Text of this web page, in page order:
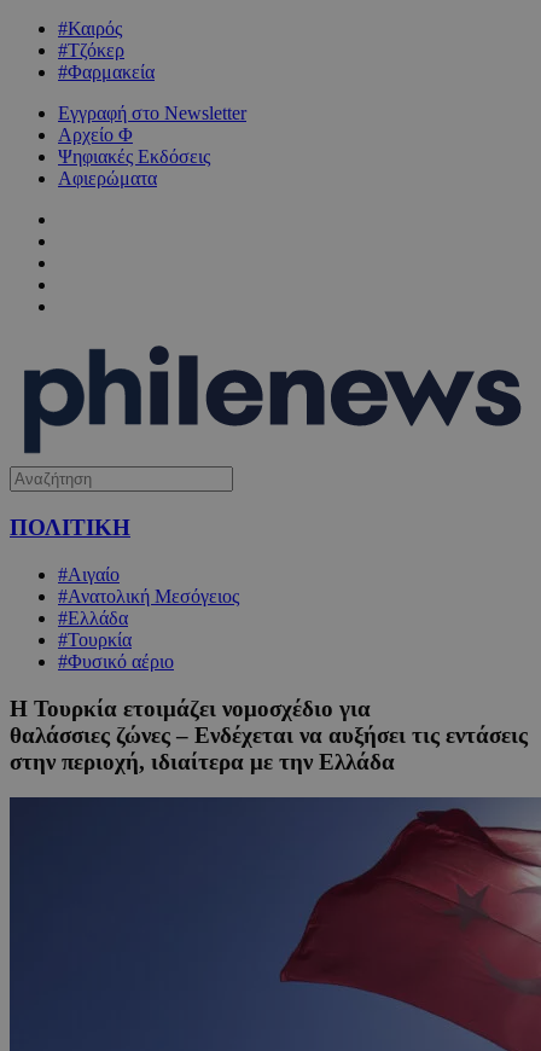
#Καιρός
#Τζόκερ
#Φαρμακεία
Εγγραφή στο Newsletter
Αρχείο Φ
Ψηφιακές Εκδόσεις
Αφιερώματα
ΠΟΛΙΤΙΚΗ
#Αιγαίο
#Ανατολική Μεσόγειος
#Ελλάδα
#Τουρκία
#Φυσικό αέριο
Η Τουρκία ετοιμάζει νομοσχέδιο για
θαλάσσιες ζώνες – Ενδέχεται να αυξήσει τις εντάσεις
στην περιοχή, ιδιαίτερα με την Ελλάδα